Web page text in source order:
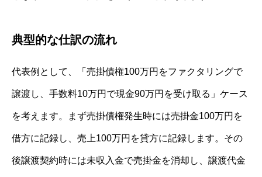
典型的な仕訳の流れ
代表例として、「売掛債権100万円をファクタリングで
譲渡し、手数料10万円で現金90万円を受け取る」ケース
を考えます。まず売掛債権発生時には売掛金100万円を
借方に記録し、売上100万円を貸方に記録します。その
後譲渡契約時には未収入金で売掛金を消却し、譲渡代金